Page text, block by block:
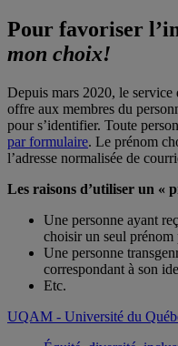
Pour favoriser
mon choix!
Depuis mars 2020, le
offre aux membres du
pour s’identifier. Toute
par formulaire. Le prénom
l’adresse normalisée de
Les raisons d’utiliser un «
Une personne ayant
choisir un seul
Une personne
correspondant à son
Etc.
UQAM - Université du